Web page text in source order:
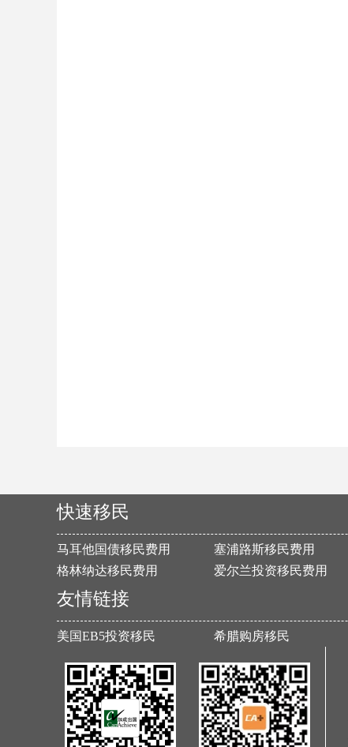
快速移民
马耳他国债移民费用 塞浦路斯移民费用
格林纳达移民费用
爱尔兰投资移民费用
友情链接
美国EB5投资移民 希腊购房移民